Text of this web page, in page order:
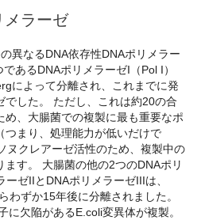
メラーゼ
異なるDNA依存性DNAポリメラー
あるDNAポリメラーゼI（Pol I）
によって分離され、これまでに発
でした。 ただし、これは約20の合
め、大腸菌での複製に最も重要なポ
つまり、処理能力が低いだけで
ヌクレアーゼ活性のため、複製中の
す。 大腸菌の他の2つのDNAポリ
ゼIIとDNAポリメラーゼIIIは、
わずか15年後に分離されました。
に欠陥があるE.coli変異体が複製。